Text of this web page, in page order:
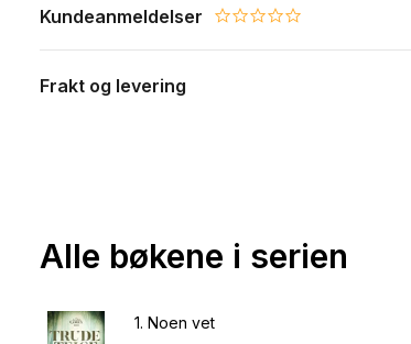
Kundeanmeldelser 0.0 star rating
Frakt og levering
Alle bøkene i serien
1. Noen vet